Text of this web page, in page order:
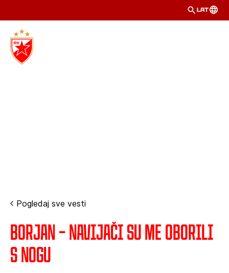
LAT
Pogledaj sve vesti
Borjan – Navijači su me oborili
s nogu